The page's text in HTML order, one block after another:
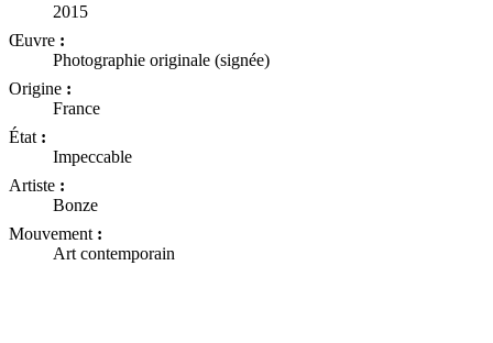
2015
Œuvre :
Photographie originale (signée)
Origine :
France
État :
Impeccable
Artiste :
Bonze
Mouvement :
Art contemporain